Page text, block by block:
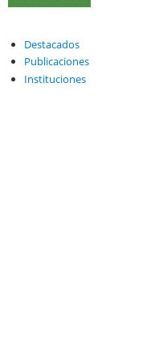
Destacados
Publicaciones
Instituciones